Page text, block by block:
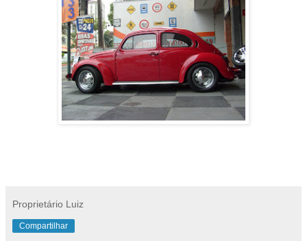
Proprietário Luiz
Compartilhar